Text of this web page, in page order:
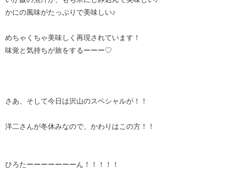
かにの風味がたっぷりで美味しい♪
めちゃくちゃ美味しく再現されています！
味覚と気持ちが旅をするーーー♡
さあ、そして今日は沢山のスペシャルが！！
洋二さんが冬休みなので、かわりはこの方！！
ひろたーーーーーーーん！！！！！